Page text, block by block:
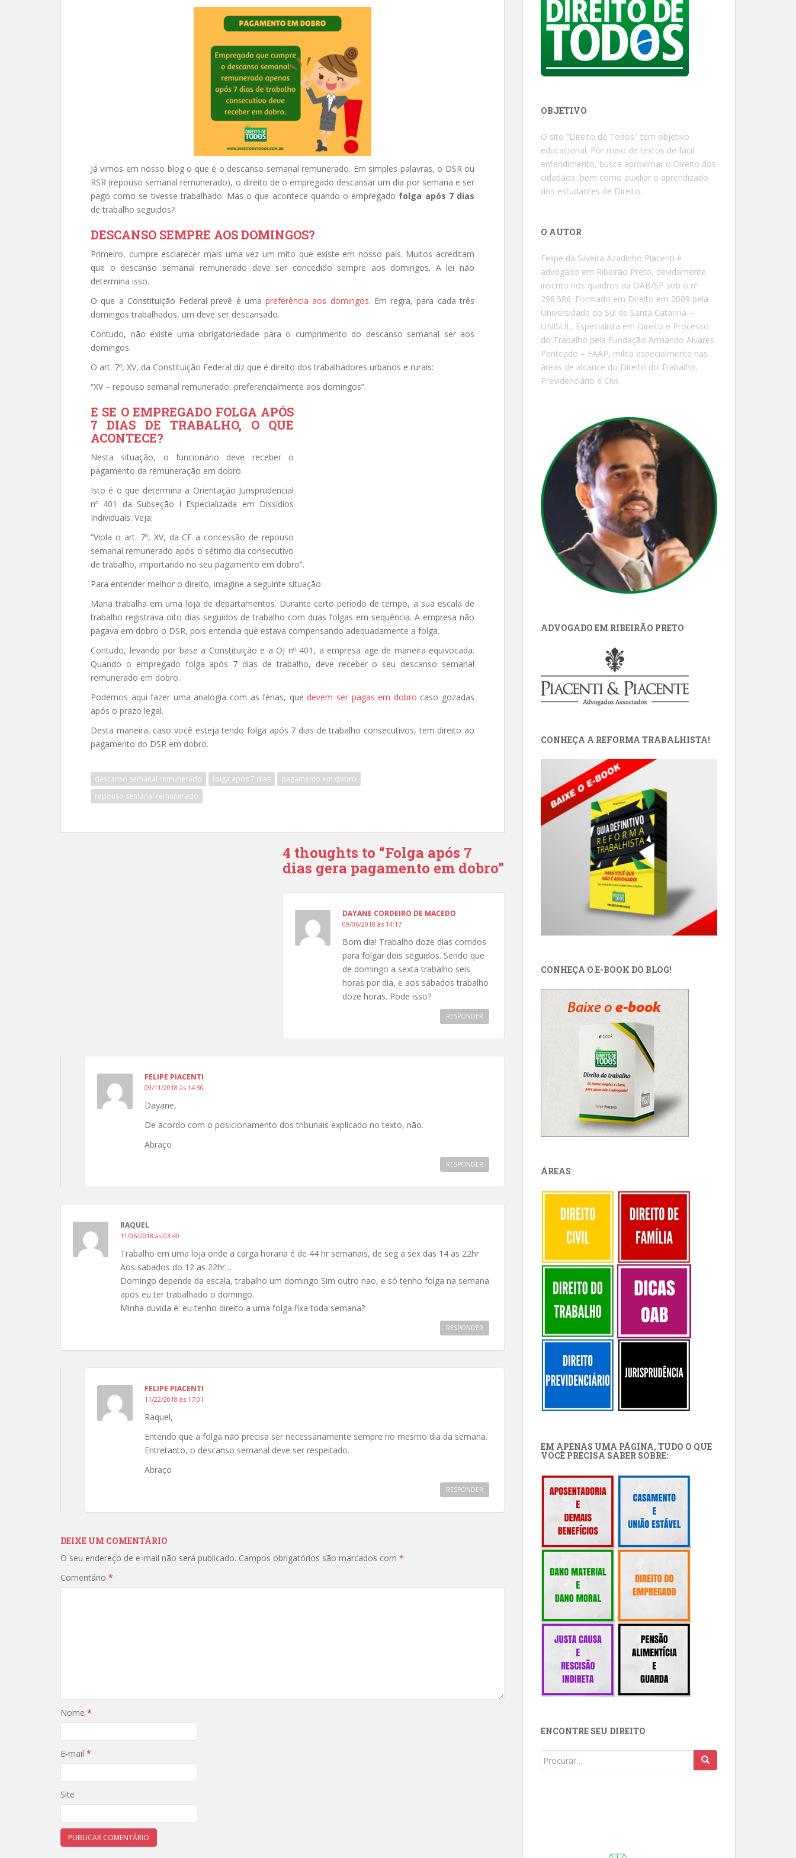
Já vimos em nosso blog o que é o descanso semanal remunerado. Em simples palavras, o DSR ou
RSR (repouso semanal remunerado), o direito de o empregado descansar um dia por semana e ser
pago como se tivesse trabalhado. Mas o que acontece quando o empregado folga após 7 dias
de trabalho seguidos?
DESCANSO SEMPRE AOS DOMINGOS?
Primeiro, cumpre esclarecer mais uma vez um mito que existe em nosso país. Muitos acreditam
que o descanso semanal remunerado deve ser concedido sempre aos domingos. A lei não
determina isso.
O que a Constituição Federal prevê é umapreferência aos domingos. Em regra, para cada três
domingos trabalhados, um deve ser descansado.
Contudo, não existe uma obrigatoriedade para o cumprimento do descanso semanal ser aos
domingos.
O art. 7º, XV, da Constituição Federal diz que é direito dos trabalhadores urbanos e rurais:
“XV – repouso semanal remunerado, preferencialmente aos domingos”.
E SE O EMPREGADO FOLGA APÓS
7 DIAS DE TRABALHO, O QUE
ACONTECE?
Nesta situação, o funcionário deve receber o
pagamento da remuneração em dobro.
Isto é o que determina a Orientação Jurisprudencial
nº 401 da Subseção I Especializada em Dissídios
Individuais. Veja:
“Viola o art. 7º, XV, da CF a concessão de repouso
semanal remunerado após o sétimo dia consecutivo
de trabalho, importando no seu pagamento em dobro”.
Para entender melhor o direito, imagine a seguinte situação:
Maria trabalha em uma loja de departamentos. Durante certo período de tempo, a sua escala de
trabalho registrava oito dias seguidos de trabalho com duas folgas em sequência. A empresa não
pagava em dobro o DSR, pois entendia que estava compensando adequadamente a folga.
Contudo, levando por base a Constituição e a OJ nº 401, a empresa age de maneira equivocada.
Quando o empregado folga após 7 dias de trabalho, deve receber o seu descanso semanal
remunerado em dobro.
Podemos aqui fazer uma analogia com as férias, que devem ser pagas em dobro caso gozadas
após o prazo legal.
Desta maneira, caso você esteja tendo folga após 7 dias de trabalho consecutivos, tem direito ao
pagamento do DSR em dobro.
descanso semanal remunerado folga após 7 dias
pagamento em dobro
repouso semanal remunerado
4 thoughts to “Folga após 7
dias gera pagamento em dobro”
DAYANE CORDEIRO DE MACEDO
09/06/2018 às 14:17
Bom dia! Trabalho doze dias corridos
para folgar dois seguidos. Sendo que
de domingo a sexta trabalho seis
horas por dia, e aos sábados trabalho
doze horas. Pode isso?
RESPONDER
FELIPE PIACENTI
09/11/2018 às 14:30
Dayane,
De acordo com o posicionamento dos tribunais explicado no texto, não.
Abraço
RESPONDER
RAQUEL
11/06/2018 às 03:40
Trabalho em uma loja onde a carga horaria é de 44 hr semanais, de seg a sex das 14 as 22hr
Aos sabados do 12 as 22hr…
Domingo depende da escala, trabalho um domingo Sim outro nao, e só tenho folga na semana
apos eu ter trabalhado o domingo.
Minha duvida é: eu tenho direito a uma folga fixa toda semana?
RESPONDER
FELIPE PIACENTI
11/22/2018 às 17:01
Raquel,
Entendo que a folga não precisa ser necessariamente sempre no mesmo dia da semana.
Entretanto, o descanso semanal deve ser respeitado.
Abraço
RESPONDER
DEIXE UM COMENTÁRIO
O seu endereço de e-mail não será publicado. Campos obrigatórios são marcados com *
Comentário *
Nome *
E-mail *
Site
OBJETIVO
O site "Direito de Todos" tem objetivo
educacional. Por meio de textos de fácil
entendimento, busca aproximar o Direito dos
cidadãos, bem como auxiliar o aprendizado
dos estudantes de Direito.
O AUTOR
Felipe da Silveira Azadinho Piacenti é
advogado em Ribeirão Preto, devidamente
inscrito nos quadros da OAB/SP sob o nº
298.586. Formado em Direito em 2009 pela
Universidade do Sul de Santa Catarina –
UNISUL, Especialista em Direito e Processo
do Trabalho pela Fundação Armando Alvares
Penteado – FAAP, milita especialmente nas
áreas de alcance do Direito do Trabalho,
Previdenciário e Civil.
ADVOGADO EM RIBEIRÃO PRETO
CONHEÇA A REFORMA TRABALHISTA!
CONHEÇA O E-BOOK DO BLOG!
ÁREAS
EM APENAS UMA PÁGINA, TUDO O QUE
VOCÊ PRECISA SABER SOBRE:
ENCONTRE SEU DIREITO
Buscar: